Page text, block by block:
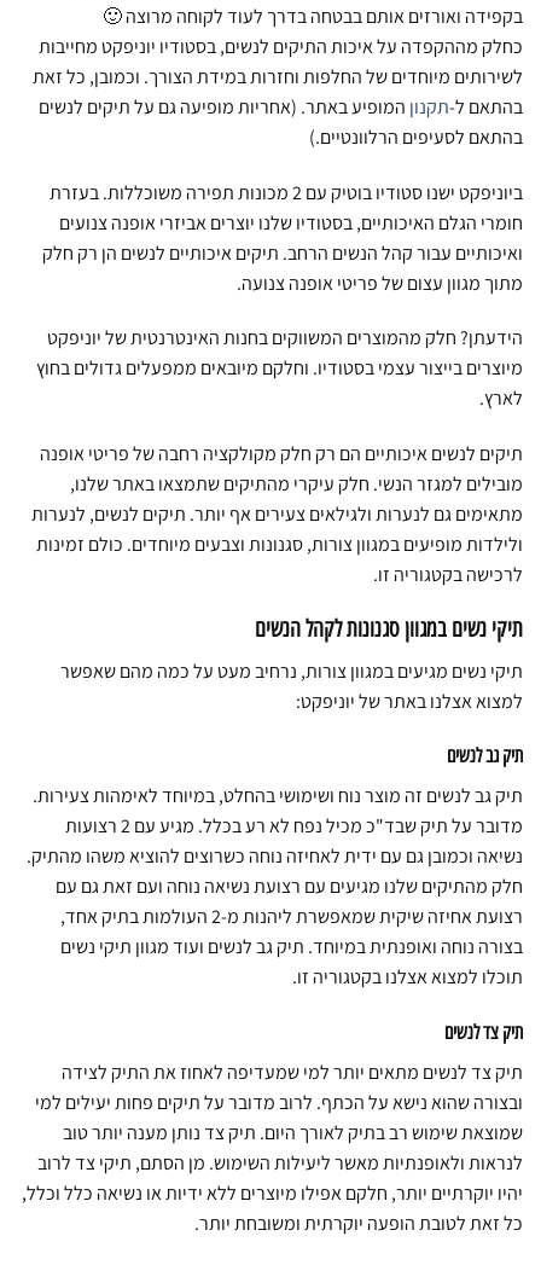
בקפידה ואורזים אותם בבטחה בדרך לעוד לקוחה מרוצה 🙂
כחלק מההקפדה על איכות התיקים לנשים, בסטודיו יוניפקט מחייבות
לשירותים מיוחדים של החלפות וחזרות במידת הצורך. וכמובן, כל זאת
בהתאם ל-תקנון המופיע באתר. (אחריות מופיעה גם על תיקים לנשים
בהתאם לסעיפים הרלוונטיים.)
ביוניפקט ישנו סטודיו בוטיק עם 2 מכונות תפירה משוכללות. בעזרת
חומרי הגלם האיכותיים, בסטודיו שלנו יוצרים אביזרי אופנה צנועים
ואיכותיים עבור קהל הנשים הרחב. תיקים איכותיים לנשים הן רק חלק
מתוך מגוון עצום של פריטי אופנה צנועה.
הידעתן? חלק מהמוצרים המשווקים בחנות האינטרנטית של יוניפקט
מיוצרים בייצור עצמי בסטודיו. וחלקם מיובאים ממפעלים גדולים בחוץ
לארץ.
תיקים לנשים איכותיים הם רק חלק מקולקציה רחבה של פריטי אופנה
מובילים למגזר הנשי. חלק עיקרי מהתיקים שתמצאו באתר שלנו,
מתאימים גם לנערות ולגילאים צעירים אף יותר. תיקים לנשים, לנערות
ולילדות מופיעים במגוון צורות, סגנונות וצבעים מיוחדים. כולם זמינות
לרכישה בקטגוריה זו.
תיקי נשים במגוון סגנונות לקהל הנשים
תיקי נשים מגיעים במגוון צורות, נרחיב מעט על כמה מהם שאפשר
למצוא אצלנו באתר של יוניפקט:
תיק גב לנשים
תיק גב לנשים זה מוצר נוח ושימושי בהחלט, במיוחד לאימהות צעירות.
מדובר על תיק שבד"כ מכיל נפח לא רע בכלל. מגיע עם 2 רצועות
נשיאה וכמובן גם עם ידית לאחיזה נוחה כשרוצים להוציא משהו מהתיק.
חלק מהתיקים שלנו מגיעים עם רצועת נשיאה נוחה ועם זאת גם עם
רצועת אחיזה שיקית שמאפשרת ליהנות מ-2 העולמות בתיק אחד,
בצורה נוחה ואופנתית במיוחד. תיק גב לנשים ועוד מגוון תיקי נשים
תוכלו למצוא אצלנו בקטגוריה זו.
תיק צד לנשים
תיק צד לנשים מתאים יותר למי שמעדיפה לאחוז את התיק לצידה
ובצורה שהוא נישא על הכתף. לרוב מדובר על תיקים פחות יעילים למי
שמוצאת שימוש רב בתיק לאורך היום. תיק צד נותן מענה יותר טוב
לנראות ולאופנתיות מאשר ליעילות השימוש. מן הסתם, תיקי צד לרוב
יהיו יוקרתיים יותר, חלקם אפילו מיוצרים ללא ידיות או נשיאה כלל וכלל,
כל זאת לטובת הופעה יוקרתית ומשובחת יותר.